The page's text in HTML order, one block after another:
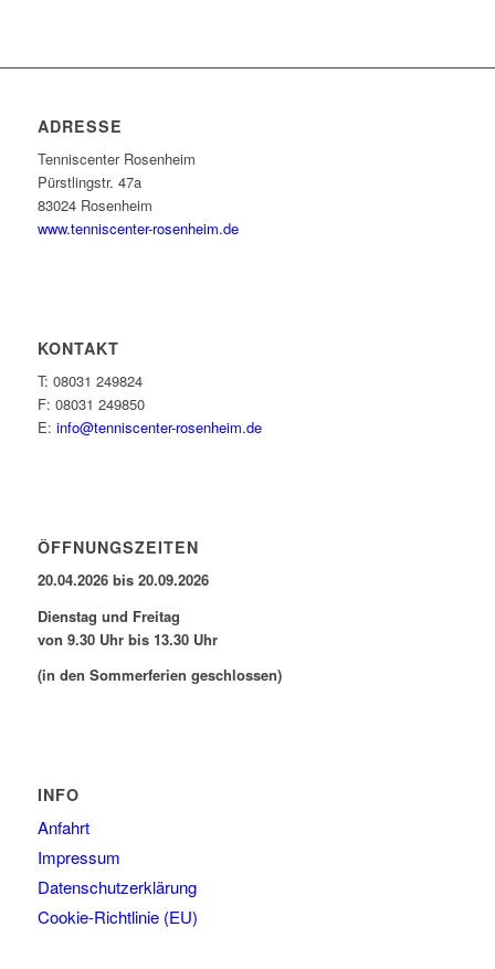
ADRESSE
Tenniscenter Rosenheim
Pürstlingstr. 47a
83024 Rosenheim
www.tenniscenter-rosenheim.de
KONTAKT
T: 08031 249824
F: 08031 249850
E: info@tenniscenter-rosenheim.de
ÖFFNUNGSZEITEN
20.04.2026 bis 20.09.2026
Dienstag und Freitag
von 9.30 Uhr bis 13.30 Uhr
(in den Sommerferien geschlossen)
INFO
Anfahrt
Impressum
Datenschutzerklärung
Cookie-Richtlinie (EU)